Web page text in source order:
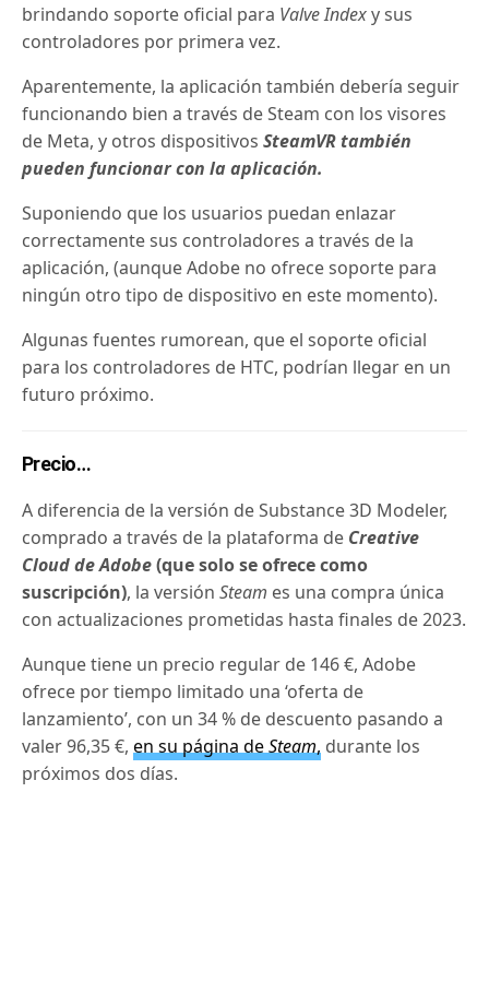
brindando soporte oficial para Valve Indexy sus
controladores por primera vez.
Aparentemente, la aplicación también debería seguir
funcionando bien a través de Steam con los visores
de Meta, y otros dispositivosSteamVR también
pueden funcionar con la aplicación.
Suponiendo que los usuarios puedan enlazar
correctamente sus controladores a través de la
aplicación, (aunque Adobe no ofrece soporte para
ningún otro tipo de dispositivo en este momento).
Algunas fuentes rumorean, que el soporte oficial
para los controladores de HTC, podrían llegar en un
futuro próximo.
Precio…
A diferencia de la versión de Substance 3D Modeler,
comprado a través de la plataforma de Creative
Cloud de Adobe(que solo se ofrece como
suscripción), la versiónSteam es una compra única
con actualizaciones prometidas hasta finales de 2023.
Aunque tiene un precio regular de 146 €, Adobe
ofrece por tiempo limitado una ‘oferta de
lanzamiento’, con un 34 % de descuento pasando a
valer 96,35 €,en su página deSteam, durante los
próximos dos días.